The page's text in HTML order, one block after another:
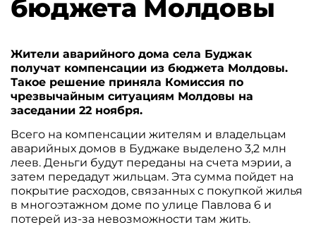
бюджета Молдовы
Жители аварийного дома села Буджак
получат компенсации из бюджета Молдовы.
Такое решение приняла Комиссия по
чрезвычайным ситуациям Молдовы на
заседании 22 ноября.
Всего на компенсации жителям и владельцам
аварийных домов в Буджаке выделено 3,2 млн
леев. Деньги будут переданы на счета мэрии, а
затем передадут жильцам. Эта сумма пойдет на
покрытие расходов, связанных с покупкой жилья
в многоэтажном доме по улице Павлова 6 и
потерей из-за невозможности там жить.